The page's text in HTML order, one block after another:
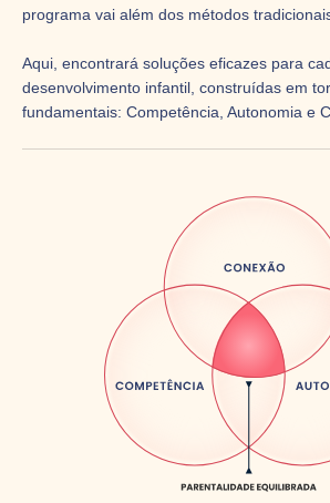
programa vai além dos métodos
Aqui, encontrará soluções eficazes para
desenvolvimento infantil, construídas em
fundamentais: Competência, Autonomia e